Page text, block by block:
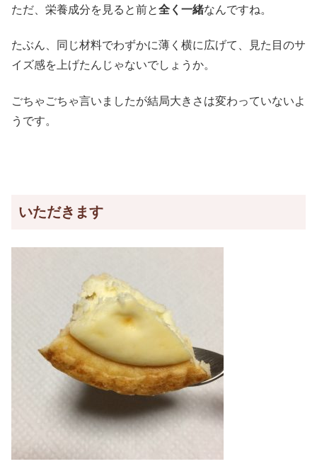
ただ、栄養成分を見ると前と全く一緒なんですね。
たぶん、同じ材料でわずかに薄く横に広げて、見た目のサ
イズ感を上げたんじゃないでしょうか。
ごちゃごちゃ言いましたが結局大きさは変わっていないよ
うです。
いただきます